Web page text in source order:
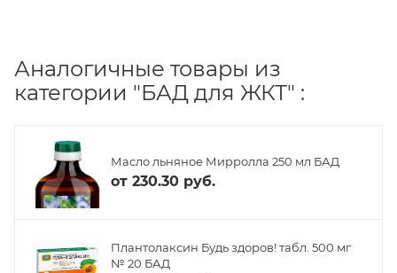
Аналогичные товары из
категории "БАД для ЖКТ" :
Масло льняное Мирролла 250 мл БАД
от 230.30 руб.
Плантолаксин Будь здоров! табл. 500 мг
№ 20 БАД